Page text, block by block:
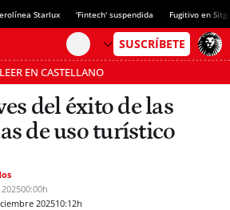
Starlux 'Fintech' suspendida Fugitivo en
LEER EN CASTELLANO
al MODO AHORRO
del éxito de las
de uso turístico
00:00h
202510:12h